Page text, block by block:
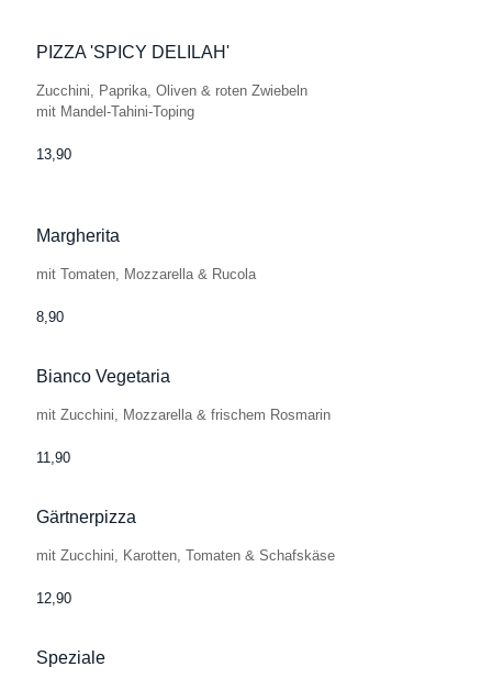
PIZZA 'SPICY DELILAH'
Zucchini, Paprika, Oliven & roten Zwiebeln
mit Mandel-Tahini-Toping
13,90
Margherita
mit Tomaten, Mozzarella & Rucola
8,90
Bianco Vegetaria
mit Zucchini, Mozzarella & frischem Rosmarin
11,90
Gärtnerpizza
mit Zucchini, Karotten, Tomaten & Schafskäse
12,90
Speziale